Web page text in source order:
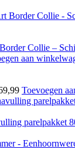
Collie –
aan
Toevoegen
parelpakket